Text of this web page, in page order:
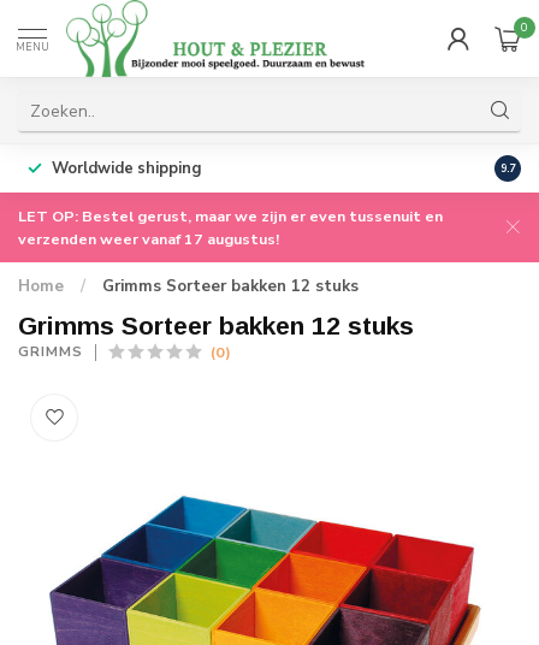
MENU
0
Worldwide shipping 9.7
LET OP: Bestel gerust, maar we zijn er even tussenuit en
verzenden weer vanaf 17 augustus!
Home / Grimms Sorteer bakken 12 stuks
Grimms Sorteer bakken 12 stuks
GRIMMS (0)